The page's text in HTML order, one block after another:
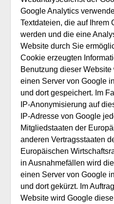
Google Analytics
Textdateien, die auf Ihrem
werden und die eine
Website durch Sie
Cookie erzeugten
Benutzung dieser
einen Server von Google
und dort gespeichert. Im
IP-Anonymisierung auf
IP-Adresse von Google
Mitgliedstaaten der
anderen Vertragsstaaten
Europäischen
in Ausnahmefällen wird
einen Server von Google
und dort gekürzt. Im
Website wird Google